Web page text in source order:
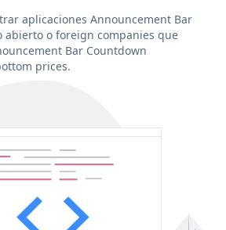
aplicaciones Announcement Bar
abierto o foreign companies que
Bar Countdown
prices.